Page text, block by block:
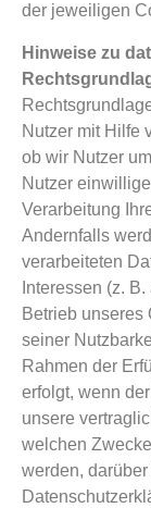
der jeweiligen
Hinweise zu
Nutzer mit Hilfe
ob wir Nutzer
Nutzer
Verarbeitung
Andernfalls
verarbeiteten
Interessen (z.
Betrieb unseres
seiner
Rahmen der
erfolgt, wenn
unsere
welchen
werden,